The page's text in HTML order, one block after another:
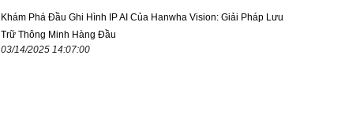
Khám Phá Đầu Ghi Hình IP AI Của Hanwha Vision: Giải Pháp Lưu
Trữ Thông Minh Hàng Đầu
03/14/2025 14:07:00